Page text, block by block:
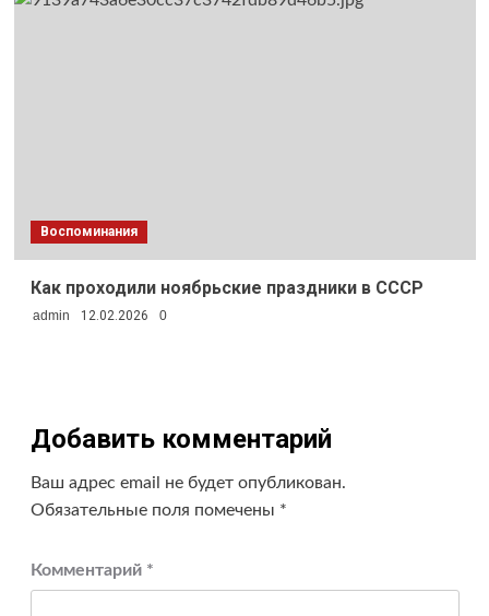
Воспоминания
Как проходили ноябрьские праздники в СССР
admin 12.02.2026 0
Добавить комментарий
Ваш адрес email не будет опубликован.
Обязательные поля помечены *
Комментарий *